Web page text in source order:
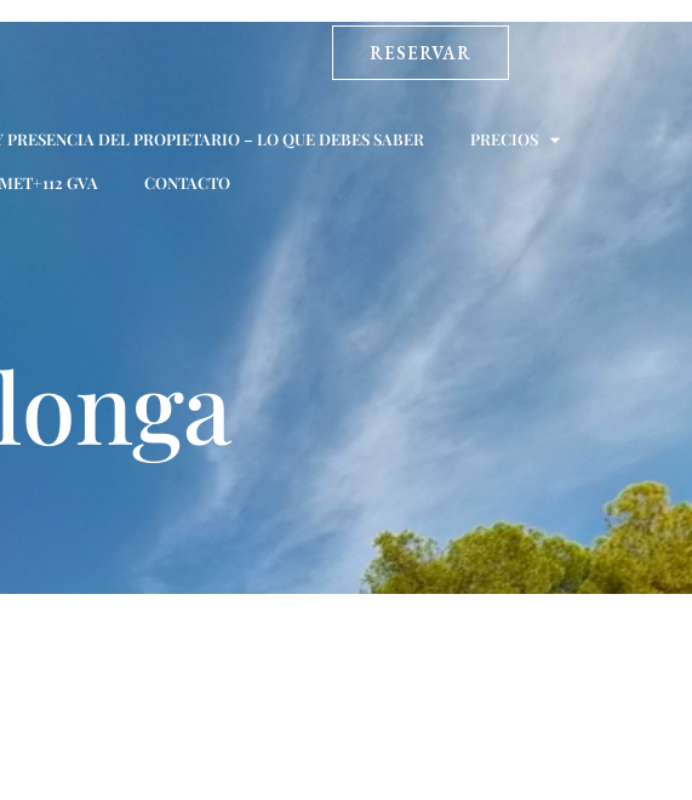
RESERVAR
DEL PROPIETARIO – LO QUE DEBES SABER PRECIOS
GVA CONTACTO